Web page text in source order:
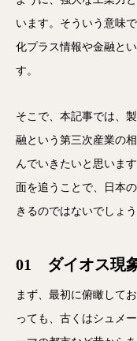
います。そういう意味
化プラス情報や金融と
す。
そこで、本記事では、
融という第三次産業の
んでいきたいと思いま
面を追うことで、日本
きるのではないでしょう
01 ダイオス現
まず、最初に俯瞰して
っても、古くはシュメ